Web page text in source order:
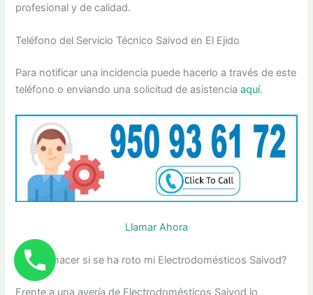
profesional y de calidad.
Teléfono del Servicio Técnico Saivod en El Ejido
Para notificar una incidencia puede hacerlo a través de este
teléfono o enviando una solicitud de asistenciaaquí.
Llamar Ahora
¿Qué hacer si se ha roto mi Electrodomésticos Saivod?
Frente a una avería de Electrodomésticos Saivod lo